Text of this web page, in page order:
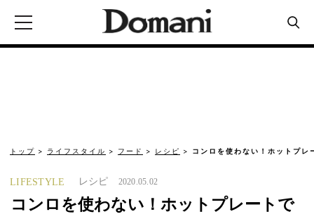
トップ ライフスタイル フード レシピ コンロを使わない！ホットプ
LIFESTYLE レシピ 2020.05.02
コンロを使わない！ホットプレートで